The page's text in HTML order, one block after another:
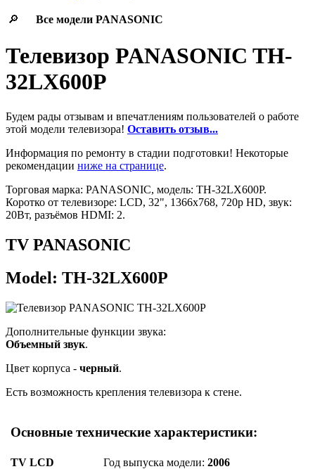
🔎 Все модели PANASONIC
Телевизор PANASONIC TH-
32LX600P
Будем рады отзывам и впечатлениям пользователей о работе
этой модели телевизора! Оставить отзыв...
Информация по ремонту в стадии подготовки! Некоторые
рекомендации ниже на странице.
Торговая марка: PANASONIC, модель: TH-32LX600P.
Коротко от телевизоре: LCD, 32", 1366x768, 720p HD, звук:
20Вт, разъёмов HDMI: 2.
TV PANASONIC
Model: TH-32LX600P
Дополнительные функции звука:
Объемный звук.
Цвет корпуса - черный.
Есть возможность крепления телевизора к стене.
Основные технические характеристики:
TV LCD Год выпуска модели:2006